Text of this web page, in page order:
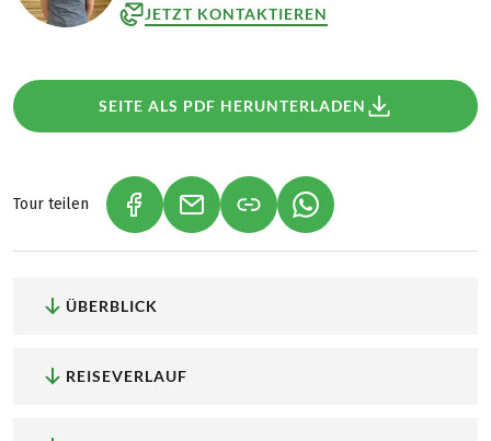
JETZT KONTAKTIEREN
SEITE ALS PDF HERUNTERLADEN
Tour teilen (LINK ÖFFNET IN NEUEM TAB)
(LINK ÖFFNET IN NEUEM TAB)
(LINK ÖFFNET IN
ÜBERBLICK
REISEVERLAUF